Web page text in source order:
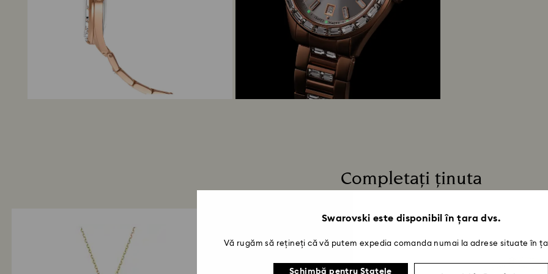
Completați ținuta
Swarovski este disponibil în țara dvs.
Vă rugăm să rețineți că vă putem expedia comanda numai la adrese situate în
Schimbă pentru Statele